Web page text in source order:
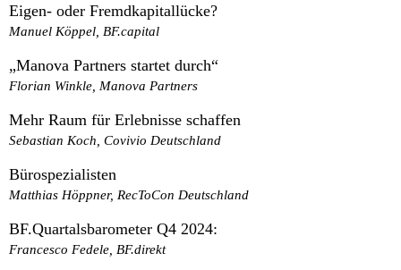
Eigen- oder Fremdkapitallücke?
Manuel Köppel, BF.capital
„Manova Partners startet durch“
Florian Winkle, Manova Partners
Mehr Raum für Erlebnisse schaffen
Sebastian Koch, Covivio Deutschland
Bürospezialisten
Matthias Höppner, RecToCon Deutschland
BF.Quartalsbarometer Q4 2024:
Francesco Fedele, BF.direkt